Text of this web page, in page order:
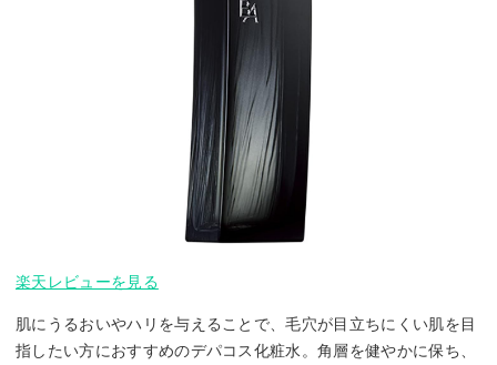
楽天レビューを見る
肌にうるおいやハリを与えることで、毛穴が目立ちにくい肌を目
指したい方におすすめのデパコス化粧水。角層を健やかに保ち、